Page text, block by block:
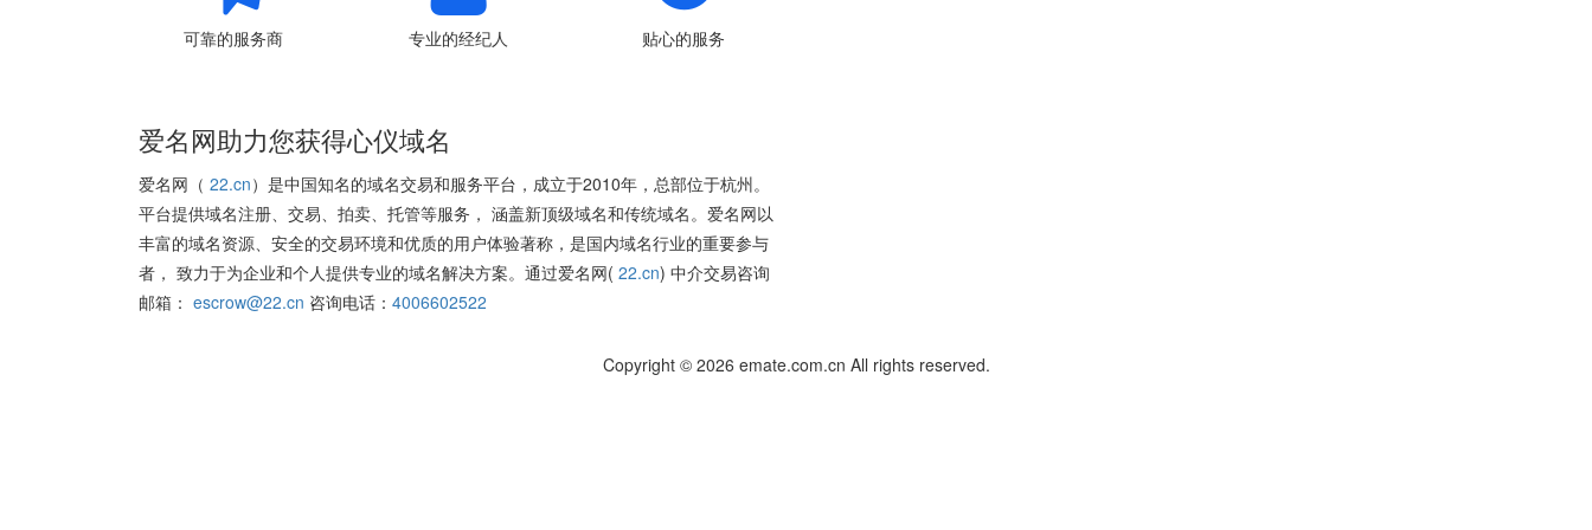
可靠的服务商 专业的经纪人 贴心的服务
爱名网助力您获得心仪域名
爱名网（ 22.cn）是中国知名的域名交易和服务平台，成立于2010年，总部位于杭州。
平台提供域名注册、交易、拍卖、托管等服务， 涵盖新顶级域名和传统域名。爱名网以
丰富的域名资源、安全的交易环境和优质的用户体验著称，是国内域名行业的重要参与
者， 致力于为企业和个人提供专业的域名解决方案。通过爱名网( 22.cn) 中介交易咨询
邮箱： escrow@22.cn 咨询电话： 4006602522
Copyright © 2026 emate.com.cn All rights reserved.